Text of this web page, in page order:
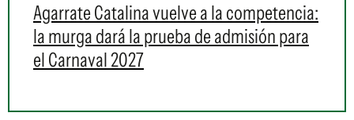
Agarrate Catalina vuelve a la competencia:
la murga dará la prueba de admisión para
el Carnaval 2027